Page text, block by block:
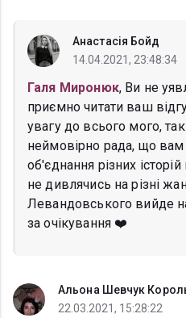
Анастасія Бойд
14.04.2021, 23:48:34
Галя Миронюк, Ви не
приємно читати ваш
увагу до всього мого,
неймовірно рада, що вам
об'єднання різних
не дивлячись на різні
Левандовського вийде
за очікування ❤️
Альона Шевчук
22.03.2021, 15:28:22